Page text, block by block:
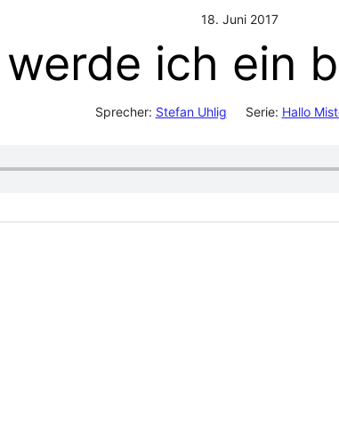
18. Juni 2017
ich ein
Sprecher: Stefan Uhlig Serie: Hallo